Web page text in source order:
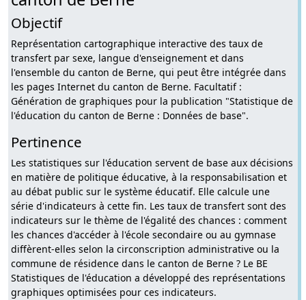
Objectif
Représentation cartographique interactive des taux de
transfert par sexe, langue d'enseignement et dans
l'ensemble du canton de Berne, qui peut être intégrée dans
les pages Internet du canton de Berne. Facultatif :
Génération de graphiques pour la publication "Statistique de
l'éducation du canton de Berne : Données de base".
Pertinence
Les statistiques sur l'éducation servent de base aux décisions
en matière de politique éducative, à la responsabilisation et
au débat public sur le système éducatif. Elle calcule une
série d'indicateurs à cette fin. Les taux de transfert sont des
indicateurs sur le thème de l'égalité des chances : comment
les chances d'accéder à l'école secondaire ou au gymnase
diffèrent-elles selon la circonscription administrative ou la
commune de résidence dans le canton de Berne ? Le BE
Statistiques de l'éducation a développé des représentations
graphiques optimisées pour ces indicateurs.